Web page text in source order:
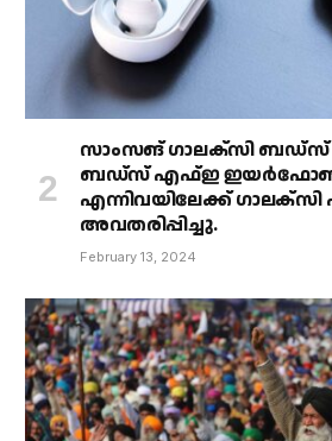
സാംസങ് ഗാലക്‌സി ബഡ്‌സ്
ബഡ്‌സ് എഫ്ഇ
എന്നിവയിലേക്ക്
അവതരിപ്പിച്ചു.
February 13, 2024